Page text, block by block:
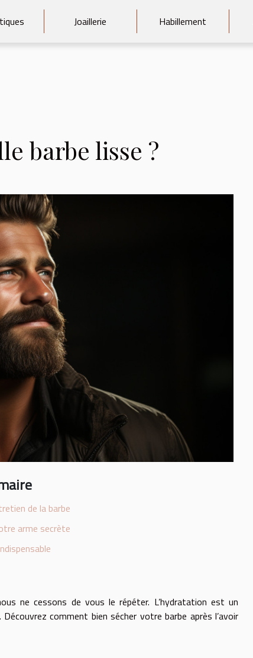
Joaillerie Habillement
barbe lisse ?
de la barbe
arme secrète
ne cessons de vous le répéter. L’hydratation est un
comment bien sécher votre barbe après l’avoir